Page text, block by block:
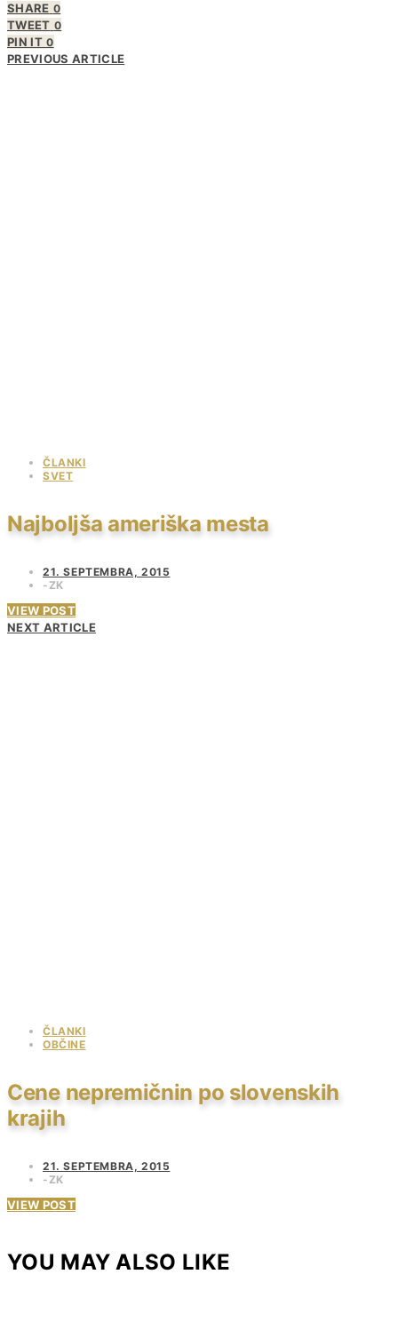
SHARE 0
TWEET 0
PIN IT 0
PREVIOUS ARTICLE
ČLANKI
SVET
Najboljša ameriška mesta
21. SEPTEMBRA, 2015
ZK
VIEW POST
NEXT ARTICLE
ČLANKI
OBČINE
Cene nepremičnin po slovenskih
krajih
21. SEPTEMBRA, 2015
ZK
VIEW POST
YOU MAY ALSO LIKE